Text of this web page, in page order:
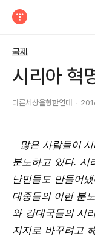
국제
시리아 혁
다른세상을향한연대
많은 사람들이
분노하고 있다. 시
난민들도 만들어냈
대중들의 이런 분
와 강대국들의 시
지지로 바꾸려고